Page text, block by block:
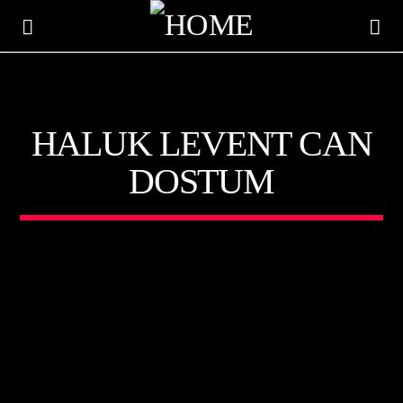
HALUK LEVENT CAN
DOSTUM